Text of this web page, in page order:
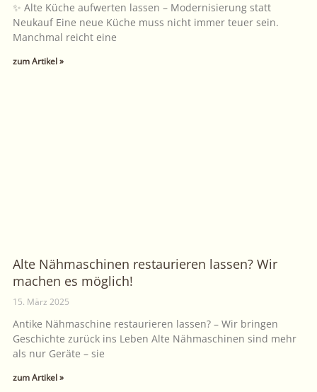
✨ Alte Küche aufwerten lassen – Modernisierung statt
Neukauf Eine neue Küche muss nicht immer teuer sein.
Manchmal reicht eine
zum Artikel »
Alte Nähmaschinen restaurieren lassen? Wir
machen es möglich!
15. März 2025
Antike Nähmaschine restaurieren lassen? – Wir bringen
Geschichte zurück ins Leben Alte Nähmaschinen sind mehr
als nur Geräte – sie
zum Artikel »